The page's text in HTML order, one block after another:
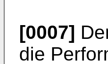
[0007]
die